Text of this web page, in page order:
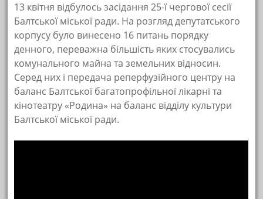
13 квітня відбулось засідання 25-ї чергової сесії
Балтської міської ради. На розгляд депутатського
корпусу було винесено 16 питань порядку
денного, переважна більшість яких стосувались
комунального майна та земельних відносин.
Серед них і передача реперфузійного центру на
баланс Балтської багатопрофільної лікарні та
кінотеатру «Родина» на баланс відділу культури
Балтської міської ради.